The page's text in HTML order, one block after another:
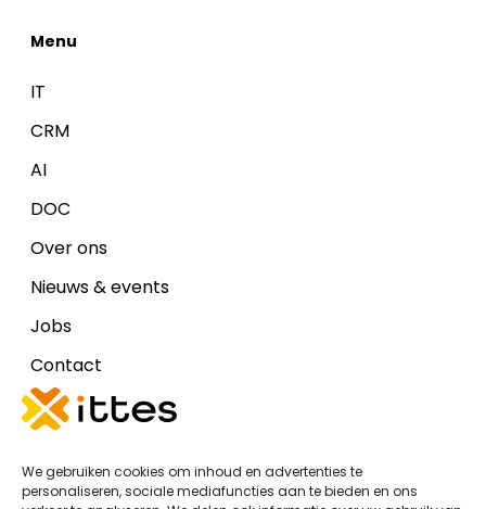
We gebruiken cookies om inhoud en advertenties te
personaliseren, sociale mediafuncties aan te bieden en ons
Menu
IT
CRM
AI
DOC
Over ons
Nieuws & events
Jobs
Contact
Cookiebeleid (EU)